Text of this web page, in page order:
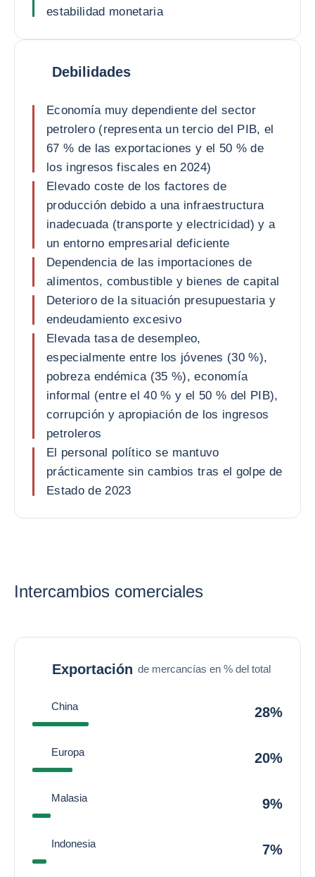
estabilidad monetaria
Debilidades
Economía muy dependiente del sector
petrolero (representa un tercio del PIB, el
67 % de las exportaciones y el 50 % de
los ingresos fiscales en 2024)
Elevado coste de los factores de
producción debido a una infraestructura
inadecuada (transporte y electricidad) y a
un entorno empresarial deficiente
Dependencia de las importaciones de
alimentos, combustible y bienes de capital
Deterioro de la situación presupuestaria y
endeudamiento excesivo
Elevada tasa de desempleo,
especialmente entre los jóvenes (30 %),
pobreza endémica (35 %), economía
informal (entre el 40 % y el 50 % del PIB),
corrupción y apropiación de los ingresos
petroleros
El personal político se mantuvo
prácticamente sin cambios tras el golpe de
Estado de 2023
Intercambios comerciales
Exportación de mercancías en % del total
China 28%
Europa 20%
Malasia 9%
Indonesia 7%